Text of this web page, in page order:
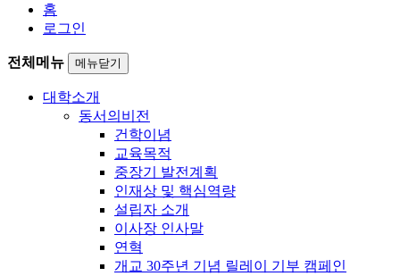
홈
로그인
전체메뉴 메뉴닫기
대학소개
동서의비전
건학이념
교육목적
중장기 발전계획
인재상 및 핵심역량
설립자 소개
이사장 인사말
연혁
개교 30주년 기념 릴레이 기부 캠페인